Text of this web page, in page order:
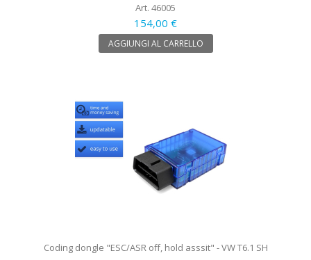
Art. 46005
154,00 €
AGGIUNGI AL CARRELLO
Coding dongle "ESC/ASR off, hold asssit" - VW T6.1 SH